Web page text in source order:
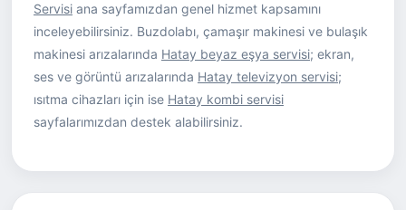
Servisi ana sayfamızdan genel hizmet kapsamını
inceleyebilirsiniz. Buzdolabı, çamaşır makinesi ve bulaşık
makinesi arızalarında Hatay beyaz eşya servisi; ekran,
ses ve görüntü arızalarında Hatay televizyon servisi;
ısıtma cihazları için ise Hatay kombi servisi
sayfalarımızdan destek alabilirsiniz.